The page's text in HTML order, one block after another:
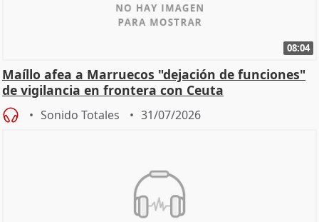
08:04
Maíllo afea a Marruecos "dejación de funciones"
de vigilancia en frontera con Ceuta
Sonido Totales 31/07/2026